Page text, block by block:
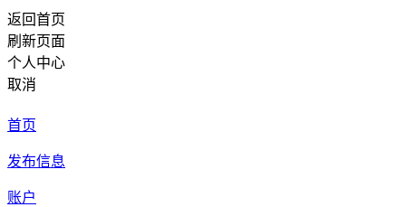
返回首页
刷新页面
个人中心
取消
首页
发布信息
账户